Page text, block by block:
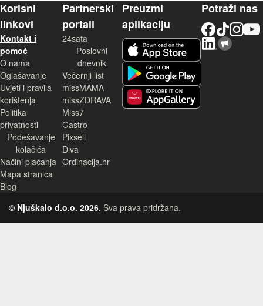
Korisni
linkovi
Kontakt i
pomoć
O nama
Oglašavanje
Uvjeti i pravila
korištenja
Politika
privatnosti
Podešavanje
kolačića
Načini plaćanja
Mapa stranica
Blog
Partnerski
portali
24sata
Poslovni
dnevnik
Večernji list
missMAMA
missZDRAVA
Miss7
Gastro
Pixsell
Diva
Ordinacija.hr
Preuzmi
aplikaciju
Potraži nas
© Njuškalo d.o.o. 2026. Sva prava pridržana.